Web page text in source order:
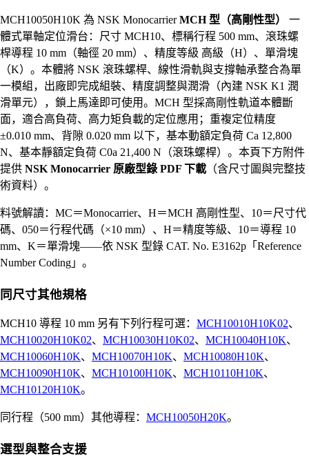
MCH10050H10K 為 NSK MonocarrierMCH 型（高剛性型）
一
體式單軸定位滑台：尺寸 MCH10、標稱行程 500 mm、滾珠螺
桿導程 10 mm（軸徑 20 mm）、精度等級 高級（H）、單滑塊
（K）。本體將 NSK 滾珠螺桿、線性滑軌與支撐軸承整合為單
一模組，出廠即完成組裝、精度調整與潤滑（內建 NSK K1 潤
滑單元），鎖上馬達即可使用。MCH 型採高剛性軌道本體斷
面，適合高負荷、高力矩負載的定位應用；重複定位精度
±0.010 mm、背隙 0.020 mm 以下，基本動額定負荷 Ca 12,800
N、基本靜額定負荷 C0a 21,400 N（滾珠螺桿）。本頁下方附件
提供 NSK Monocarrier 原廠型錄 PDF 下載 （含尺寸圖與完整技
術資料）。
料號解讀：MC＝Monocarrier、H＝MCH 高剛性型、10＝尺寸代
碼、050＝行程代碼（×10 mm）、H＝精度等級、10＝導程 10
mm、K＝單滑塊——依 NSK 型錄 CAT. No. E3162p「Reference
Number Coding」。
同尺寸其他規格
MCH10 導程 10 mm 另有下列行程可選： MCH10010H10K02、
MCH10020H10K02、 MCH10030H10K02、 MCH10040H10K、
MCH10060H10K、 MCH10070H10K、 MCH10080H10K、
MCH10090H10K、 MCH10100H10K、 MCH10110H10K、
MCH10120H10K。
同行程（500 mm）其他導程： MCH10050H20K。
選型與整合支援